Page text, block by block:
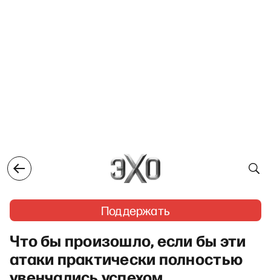
Поддержать
Что бы произошло, если бы эти
атаки практически полностью